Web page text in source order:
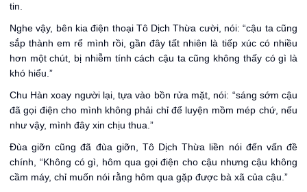
tin.
Nghe vậy, bên kia điện thoại Tô Dịch Thừa cười, nói: “cậu ta cũng
sắp thành em rể mình rồi, gần đây tất nhiên là tiếp xúc có nhiều
hơn một chút, bị nhiễm tính cách cậu ta cũng không thấy có gì là
khó hiểu.”
Chu Hàn xoay người lại, tựa vào bồn rửa mặt, nói: “sáng sớm cậu
đã gọi điện cho mình không phải chỉ để luyện mồm mép chứ, nếu
như vậy, mình đây xin chịu thua.”
Đùa giỡn cũng đã đùa giỡn, Tô Dịch Thừa liền nói đến vấn đề
chính, “Không có gì, hôm qua gọi điện cho cậu nhưng cậu không
cầm máy, chỉ muốn nói rằng hôm qua gặp được bà xã của cậu.”